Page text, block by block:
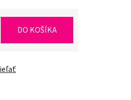
DO KOŠÍKA